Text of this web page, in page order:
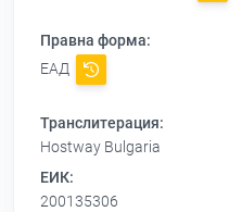
Правна форма:
ЕАД
Транслитерация:
Hostway Bulgaria
ЕИК:
200135306